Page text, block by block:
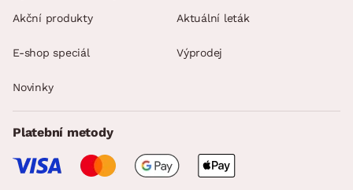
Akční produkty Aktuální leták
E-shop speciál Výprodej
Novinky
Platební metody